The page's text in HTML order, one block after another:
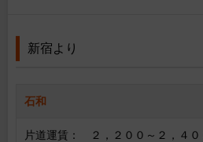
新宿より
石和
片道運賃： ２，２００～２，４０